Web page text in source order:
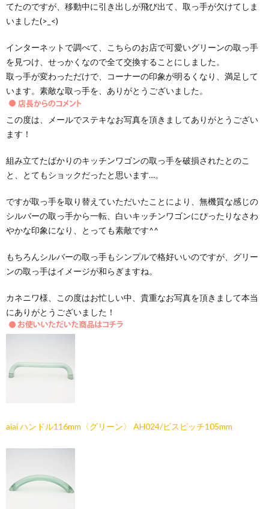
てたのですが、移動中に引き出しが飛び出て、取っ手が欠けてしま
いました(>_<)
インターネットで調べて、こちらのお店で可愛いグリーンの取っ手
を見つけ、せっかくなので全て交換することにしました。
取っ手が変わっただけで、コーナーの印象が明るくなり、満足して
います。素敵な取っ手を、ありがとうございました。
この度は、メールでステキなお写真を頂きましてありがとうござい
ます！
組み立てたばかりのキッチンワゴンの取っ手を破損されたとのこ
と、とてもショックだったと思います…。
ですが取っ手を取り替えていただいたことにより、無機質な感じの
シルバーの取っ手から一転、白いキッチンワゴンにぴったりなさわ
やかな印象になり、とっても素敵です^^
もちろんシルバーの取っ手もシンプルで格好いいのですが、グリー
ンの取っ手はイメージが和らぎますね。
カネニワ様、この度はお忙しい中、貴重なお写真を頂きまして本当
にありがとうございました！
aiai ハンドル116mm〈グリーン〉 AH024/ビスピッチ105mm